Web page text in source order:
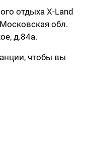
отдыха X-Land
обл.
д.84а.
чтобы вы